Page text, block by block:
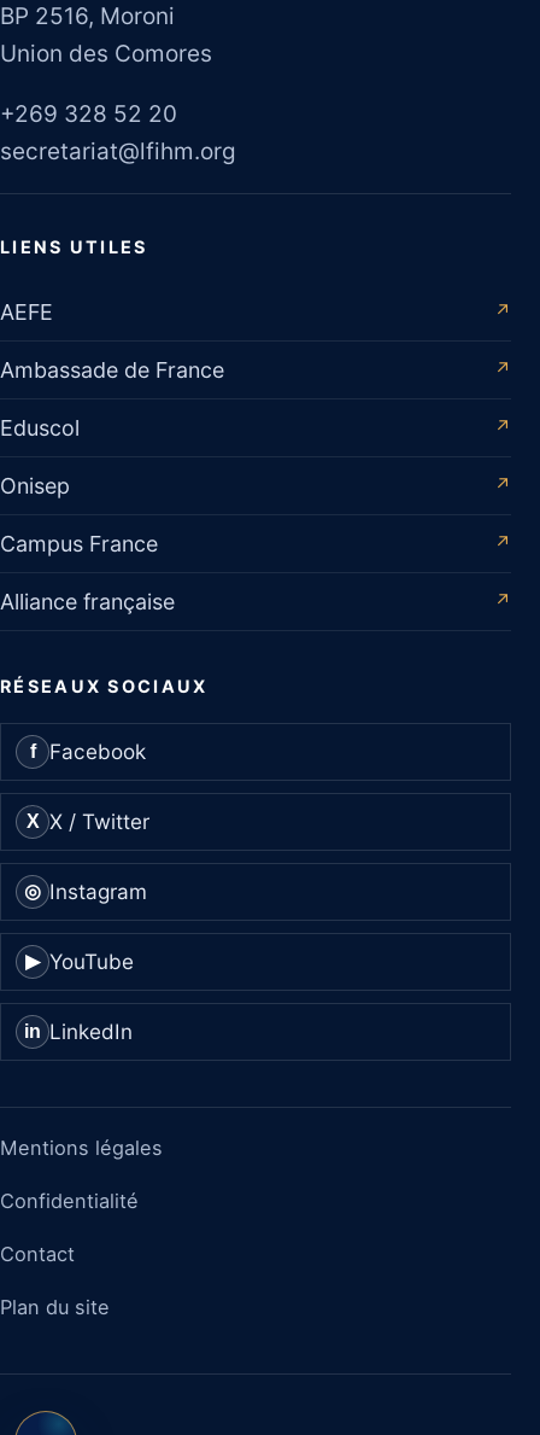
BP 2516, Moroni
Union des Comores
+269 328 52 20
secretariat@lfihm.org
LIENS UTILES
AEFE ↗
Ambassade de France ↗
Eduscol ↗
Onisep ↗
Campus France ↗
Alliance française ↗
RÉSEAUX SOCIAUX
f Facebook
X X / Twitter
◎ Instagram
▶ YouTube
in LinkedIn
Mentions légales
Confidentialité
Contact
Plan du site